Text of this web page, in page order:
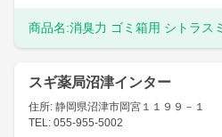
商品名:消臭力 ゴミ箱用 シトラス
スギ薬局沼津インター
住所: 静岡県沼津市岡宮１１９９－１
TEL: 055-955-5002